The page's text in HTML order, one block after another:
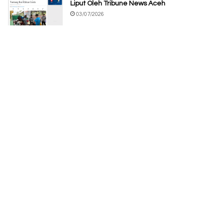
Liput Oleh Tribune News Aceh
03/07/2026